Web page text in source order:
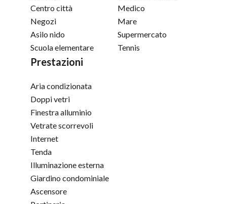
Centro città
Negozi
Asilo nido
Scuola elementare
Medico
Mare
Supermercato
Tennis
Prestazioni
Aria condizionata
Doppi vetri
Finestra alluminio
Vetrate scorrevoli
Internet
Tenda
Illuminazione esterna
Giardino condominiale
Ascensore